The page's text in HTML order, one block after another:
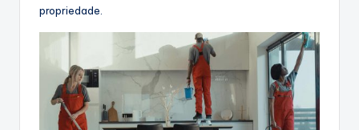
propriedade.